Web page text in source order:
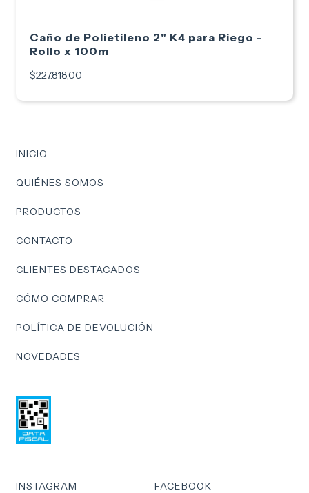
Caño de Polietileno 2" K4 para Riego -
Rollo x 100m
$227.818,00
INICIO
QUIÉNES SOMOS
PRODUCTOS
CONTACTO
CLIENTES DESTACADOS
CÓMO COMPRAR
POLÍTICA DE DEVOLUCIÓN
NOVEDADES
INSTAGRAM FACEBOOK